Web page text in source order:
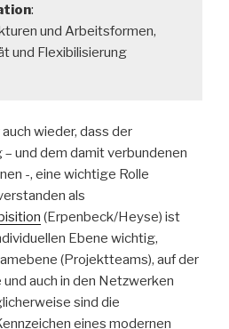
:
und Arbeitsformen,
und Flexibilisierung
wieder, dass der
und dem damit verbundenen
-, eine wichtige Rolle
als
(Erpenbeck/Heyse) ist
Ebene wichtig,
(Projektteams), auf der
auch in den Netzwerken
sind die
eines modernen